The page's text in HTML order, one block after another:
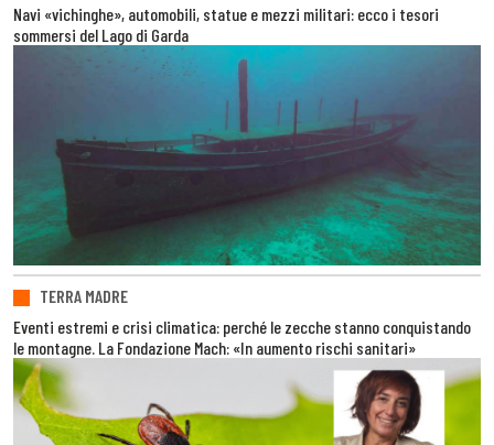
Navi «vichinghe», automobili, statue e mezzi militari: ecco i tesori
sommersi del Lago di Garda
TERRA MADRE
Eventi estremi e crisi climatica: perché le zecche stanno conquistando
le montagne. La Fondazione Mach: «In aumento rischi sanitari»